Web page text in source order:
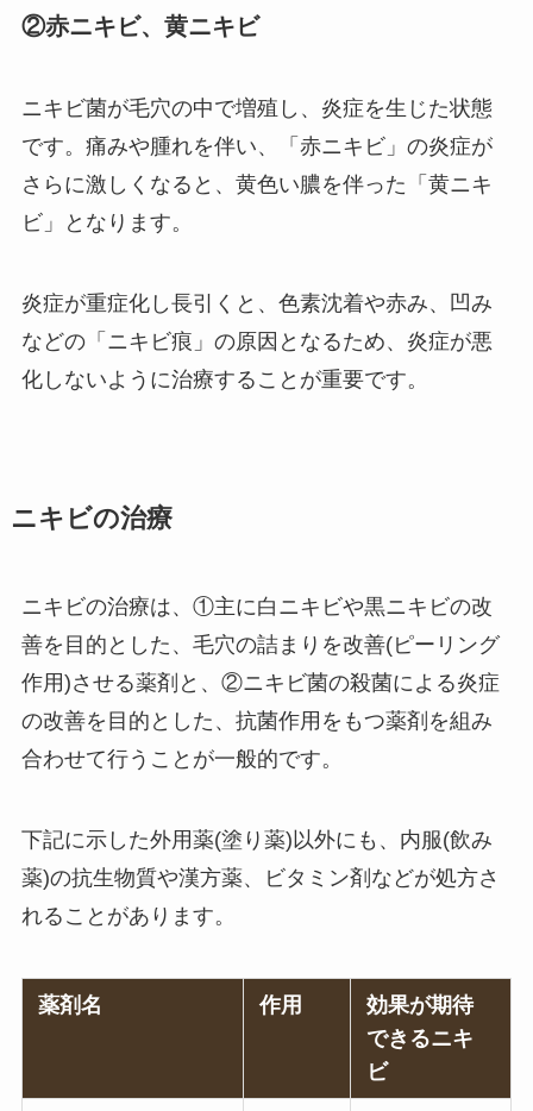
②赤ニキビ、黄ニキビ
ニキビ菌が毛穴の中で増殖し、炎症を生じた状態
です。痛みや腫れを伴い、「赤ニキビ」の炎症が
さらに激しくなると、黄色い膿を伴った「黄ニキ
ビ」となります。
炎症が重症化し長引くと、色素沈着や赤み、凹み
などの「ニキビ痕」の原因となるため、炎症が悪
化しないように治療することが重要です。
ニキビの治療
ニキビの治療は、①主に白ニキビや黒ニキビの改
善を目的とした、毛穴の詰まりを改善(ピーリング
作用)させる薬剤と、②ニキビ菌の殺菌による炎症
の改善を目的とした、抗菌作用をもつ薬剤を組み
合わせて行うことが一般的です。
下記に示した外用薬(塗り薬)以外にも、内服(飲み
薬)の抗生物質や漢方薬、ビタミン剤などが処方さ
れることがあります。
薬剤名 作用
効果が期待
できるニキ
ビ